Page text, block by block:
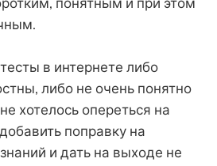
в интернете либо
либо не очень понятно
хотелось опереться на
поправку на
и дать на выходе не